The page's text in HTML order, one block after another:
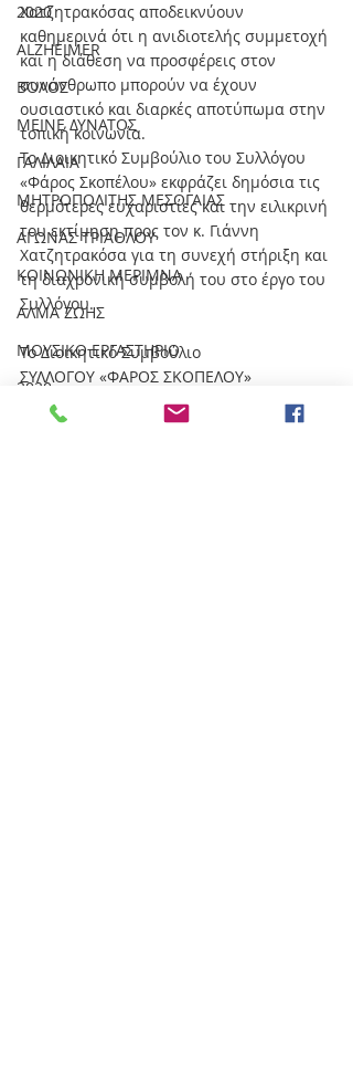
2020
ALZHEIMER
ΒΟΛΟΣ
ΜΕΙΝΕ ΔΥΝΑΤΟΣ
ΓΑΛΙΛΑΙΑ
ΜΗΤΡΟΠΟΛΙΤΗΣ ΜΕΣΟΓΑΙΑΣ
ΑΓΩΝΑΣ ΤΡΙΑΘΛΟΥ
ΚΟΙΝΩΝΙΚΗ ΜΕΡΙΜΝΑ
ΑΛΜΑ ΖΩΗΣ
ΜΟΥΣΙΚΟ ΕΡΓΑΣΤΗΡΙΟ
2020
ΕΝΗΜΕΡΩΤΙΚΑ ΦΥΛΛΑΔΙΑ
Χατζητρακόσας αποδεικνύουν
καθημερινά ότι η ανιδιοτελής συμμετοχή
και η διάθεση να προσφέρεις στον
συνάνθρωπο μπορούν να έχουν
ουσιαστικό και διαρκές αποτύπωμα στην
τοπική κοινωνία.
Το Διοικητικό Συμβούλιο του Συλλόγου
«Φάρος Σκοπέλου» εκφράζει δημόσια τις
θερμότερες ευχαριστίες και την ειλικρινή
του εκτίμηση προς τον κ. Γιάννη
Χατζητρακόσα για τη συνεχή στήριξη και
τη διαχρονική συμβολή του στο έργο του
Συλλόγου.
Το Διοικητικό Συμβούλιο
ΣΥΛΛΟΓΟΥ «ΦΑΡΟΣ ΣΚΟΠΕΛΟΥ»